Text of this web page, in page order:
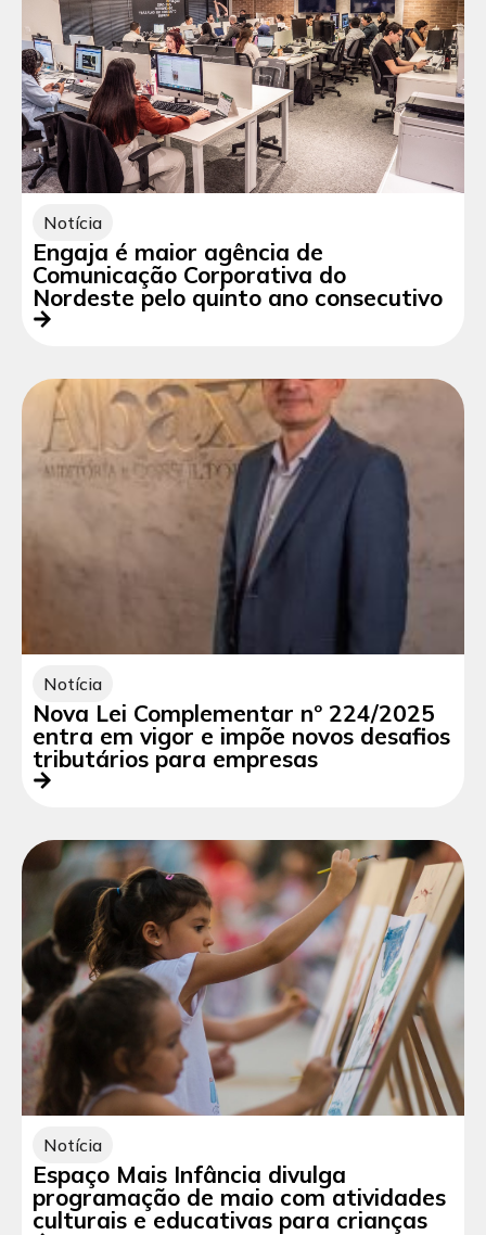
Notícia
Engaja é maior agência de
Comunicação Corporativa do
Nordeste pelo quinto ano consecutivo
Notícia
Nova Lei Complementar nº 224/2025
entra em vigor e impõe novos desafios
tributários para empresas
Notícia
Espaço Mais Infância divulga
programação de maio com atividades
culturais e educativas para crianças